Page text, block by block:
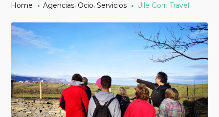
Home Agencias, Ocio,Servicios Ulle Gorri Travel